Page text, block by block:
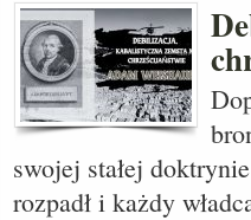
swojej stałej
rozpadł i każdy